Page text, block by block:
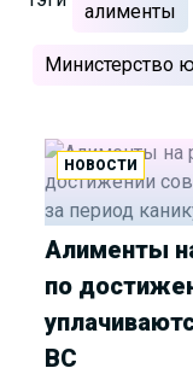
алименты
Министерство
НОВОСТИ
Алименты
по
ВС